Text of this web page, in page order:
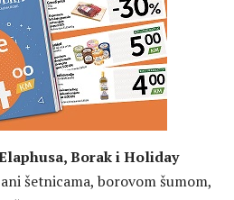
Borak i Holiday
šetnicama, borovom šumom,